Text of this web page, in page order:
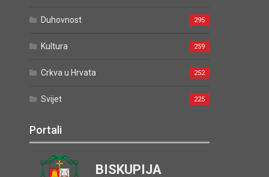
Duhovnost 295
Kultura 259
Crkva u Hrvata 252
Svijet 225
Portali
BISKUPIJA